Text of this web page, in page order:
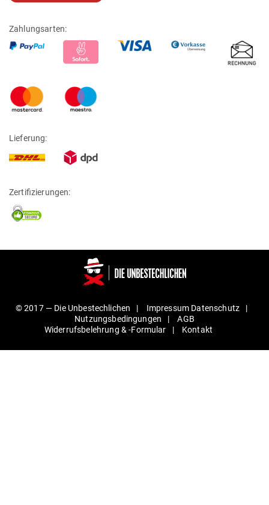
Zahlungsarten:
Lieferung:
Zertifizierungen:
© 2017 — Die Unbestechlichen Impressum Daten­schutz
Nut­zungs­be­din­gungen
AGB
Wider­rufs­be­lehrung & ‑For­mular
Kontakt